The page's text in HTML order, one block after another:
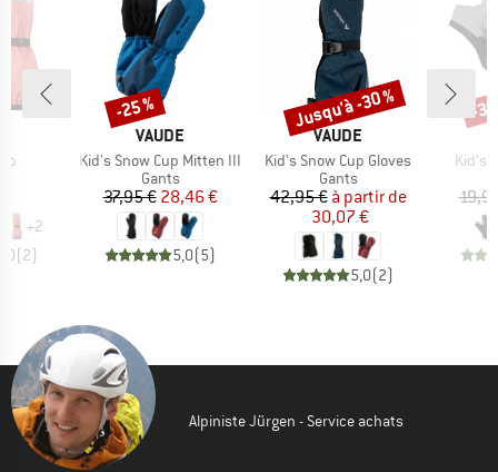
+2
(2)
MARQUE
VAUDE
Article
Kid's Snow Cup Mitten III
Product group
Gants
Prix
37,95 € Prix réduit
28,46 €
5,0(5)
Remise
-25 %
MARQUE
VAUDE
Article
Kid's Snow Cup Gloves
Product group
Gants
Prix
42,95 € Prix réduit
à partir de
30,07 €
5,0(2)
Remise
Jusqu'à -30 %
Article
Kid's
-
Alpiniste Jürgen - Service achats